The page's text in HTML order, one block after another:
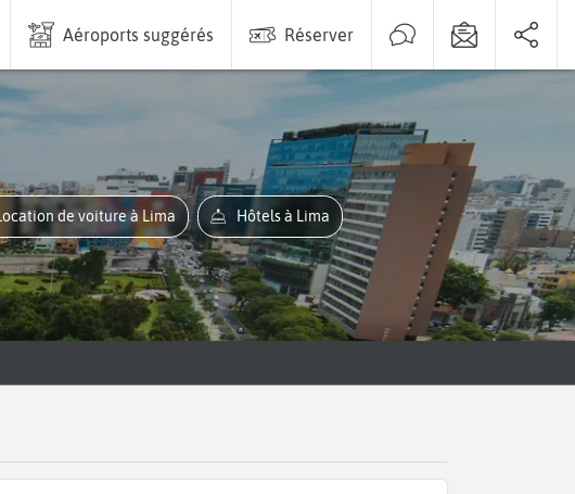
Aéroports suggérés Réserver
Location de voiture à Lima Hôtels à Lima